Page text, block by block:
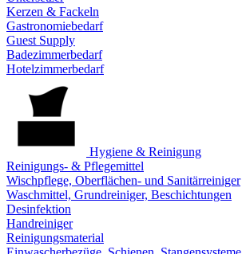
Kerzen & Fackeln
Gastronomiebedarf
Guest Supply
Badezimmerbedarf
Hotelzimmerbedarf
Hygiene & Reinigung
Reinigungs- & Pflegemittel
Wischpflege, Oberflächen- und Sanitärreiniger
Waschmittel, Grundreiniger, Beschichtungen
Desinfektion
Handreiniger
Reinigungsmaterial